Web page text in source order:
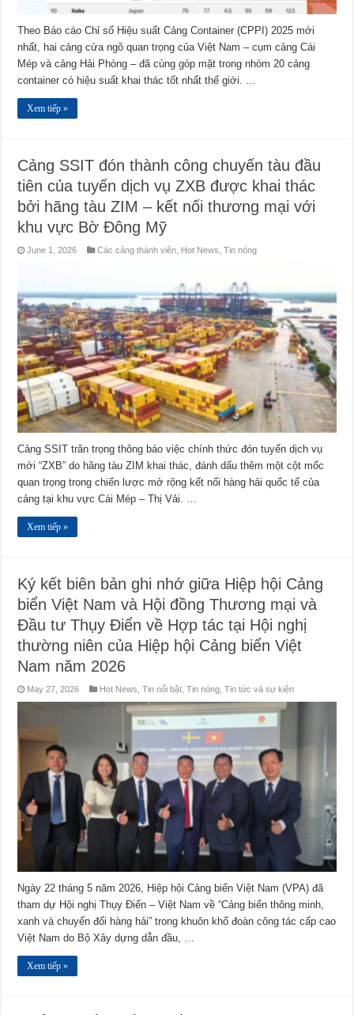
Theo Báo cáo Chỉ số Hiệu suất Cảng Container (CPPI) 2025 mới
nhất, hai cảng cửa ngõ quan trọng của Việt Nam – cụm cảng Cái
Mép và cảng Hải Phòng – đã cùng góp mặt trong nhóm 20 cảng
container có hiệu suất khai thác tốt nhất thế giới. …
Xem tiếp »
Cảng SSIT đón thành công chuyến tàu đầu
tiên của tuyến dịch vụ ZXB được khai thác
bởi hãng tàu ZIM – kết nối thương mại với
khu vực Bờ Đông Mỹ
June 1, 2026 Các cảng thành viên, Hot News,Tin nóng
Cảng SSIT trân trọng thông báo việc chính thức đón tuyến dịch vụ
mới “ZXB” do hãng tàu ZIM khai thác, đánh dấu thêm một cột mốc
quan trọng trong chiến lược mở rộng kết nối hàng hải quốc tế của
cảng tại khu vực Cái Mép – Thị Vải. …
Xem tiếp »
Ký kết biên bản ghi nhớ giữa Hiệp hội Cảng
biển Việt Nam và Hội đồng Thương mại và
Đầu tư Thụy Điển về Hợp tác tại Hội nghị
thường niên của Hiệp hội Cảng biển Việt
Nam năm 2026
May 27, 2026 Hot News ,Tin nổi bật ,Tin nóng ,Tin tức và sự kiện
Ngày 22 tháng 5 năm 2026, Hiệp hội Cảng biển Việt Nam (VPA) đã
tham dự Hội nghị Thụy Điển – Việt Nam về “Cảng biển thông minh,
xanh và chuyển đổi hàng hải” trong khuôn khổ đoàn công tác cấp cao
Việt Nam do Bộ Xây dựng dẫn đầu, …
Xem tiếp »